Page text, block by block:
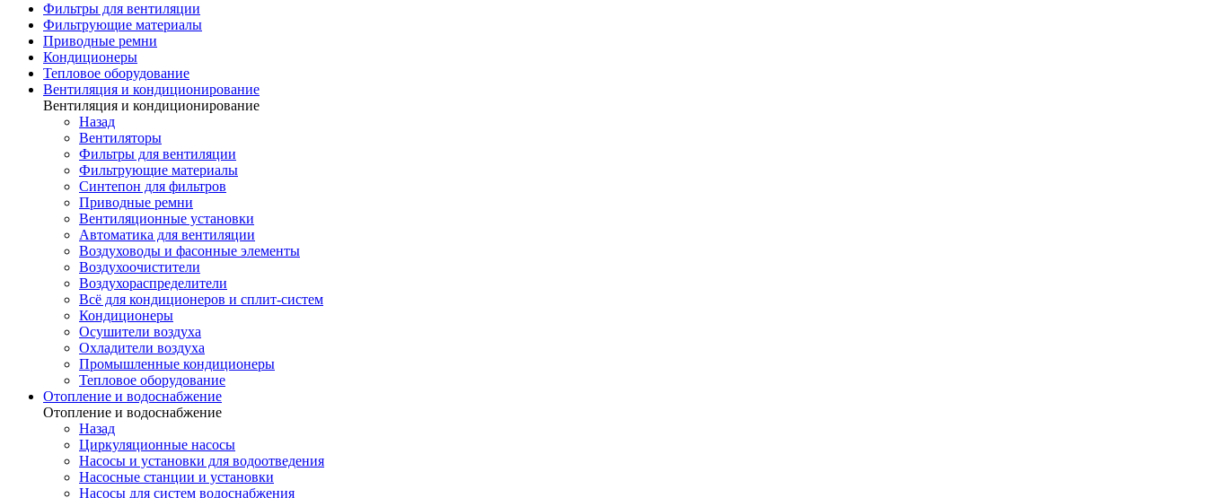
Фильтры для вентиляции
Фильтрующие материалы
Приводные ремни
Кондиционеры
Тепловое оборудование
Вентиляция и кондиционирование
Вентиляция и кондиционирование
Назад
Вентиляторы
Фильтры для вентиляции
Фильтрующие материалы
Синтепон для фильтров
Приводные ремни
Вентиляционные установки
Автоматика для вентиляции
Воздуховоды и фасонные элементы
Воздухоочистители
Воздухораспределители
Всё для кондиционеров и сплит-систем
Кондиционеры
Осушители воздуха
Охладители воздуха
Промышленные кондиционеры
Тепловое оборудование
Отопление и водоснабжение
Отопление и водоснабжение
Назад
Циркуляционные насосы
Насосы и установки для водоотведения
Насосные станции и установки
Насосы для систем водоснабжения